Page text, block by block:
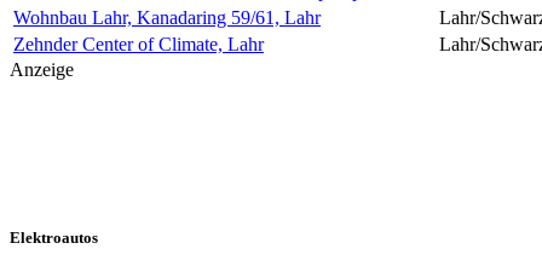
Wohnbau Lahr, Kanadaring 59/61, Lahr
Lahr/
Zehnder Center of Climate, Lahr
Lahr/
Anzeige
Elektroautos